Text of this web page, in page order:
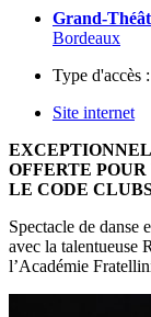
Grand-
Bordeaux
Type d'accès :
Site internet
OFFERTE
LE CODE
Spectacle de danse
avec la talentueuse
l’Académie